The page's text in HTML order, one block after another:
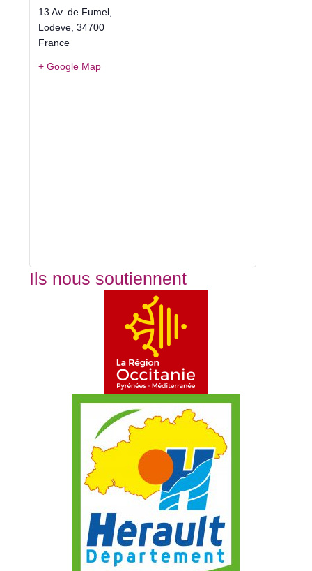
13 Av. de Fumel,
Lodeve 34700
France
+ Google Map
Ils nous soutiennent